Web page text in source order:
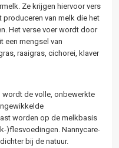
Ze krijgen hiervoor vers
van melk die het
Het verse voer wordt door
een mengsel van
raaigras, cichorei, klaver
de volle, onbewerkte
worden op de melkbasis
)flesvoedingen. Nannycare-
bij de natuur.